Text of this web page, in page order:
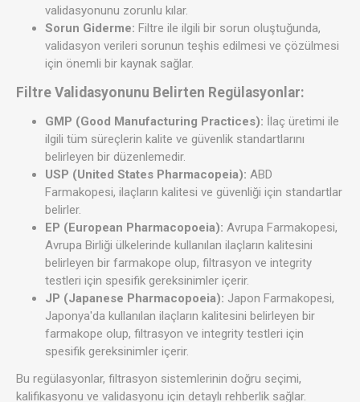
validasyonunu zorunlu kılar.
Sorun Giderme: Filtre ile ilgili bir sorun oluştuğunda,
validasyon verileri sorunun teşhis edilmesi ve çözülmesi
için önemli bir kaynak sağlar.
Filtre Validasyonunu Belirten Regülasyonlar:
GMP (Good Manufacturing Practices): İlaç üretimi ile
ilgili tüm süreçlerin kalite ve güvenlik standartlarını
belirleyen bir düzenlemedir.
USP (United States Pharmacopeia): ABD
Farmakopesi, ilaçların kalitesi ve güvenliği için standartlar
belirler.
EP (European Pharmacopoeia): Avrupa Farmakopesi,
Avrupa Birliği ülkelerinde kullanılan ilaçların kalitesini
belirleyen bir farmakope olup, filtrasyon ve integrity
testleri için spesifik gereksinimler içerir.
JP (Japanese Pharmacopoeia): Japon Farmakopesi,
Japonya'da kullanılan ilaçların kalitesini belirleyen bir
farmakope olup, filtrasyon ve integrity testleri için
spesifik gereksinimler içerir.
Bu regülasyonlar, filtrasyon sistemlerinin doğru seçimi,
kalifikasyonu ve validasyonu için detaylı rehberlik sağlar.